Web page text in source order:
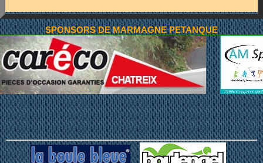
SPONSORS DE MARMAGNE PETANQUE